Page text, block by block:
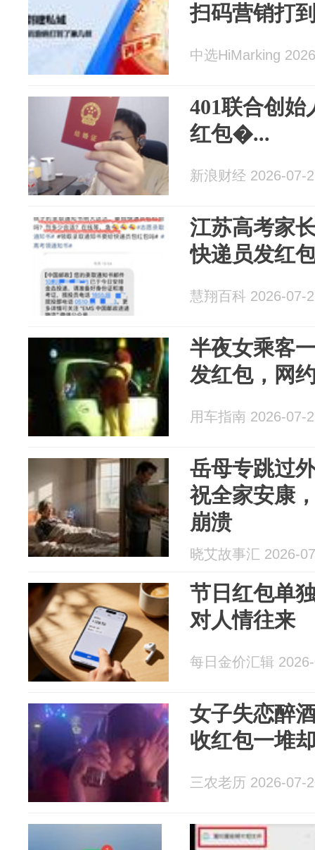
扫码营销打
中选HiMarking
401联合创始
红包�...
新浪财经 2026-07-
江苏高考家
快递员发红
慧翔百科 2026-07-
半夜女乘客
发红包，网
用车指南 2026-07-
岳母专跳过
祝全家安康
崩溃
晓艾故事汇 2026-
节日红包单
对人情往来
每日金价汇辑
女子失恋醉
收红包一堆
三农老历 2026-07-